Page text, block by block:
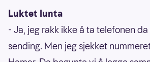
Luktet lunta
- Ja, jeg rakk ikke å ta telefonen
sending. Men jeg sjekket